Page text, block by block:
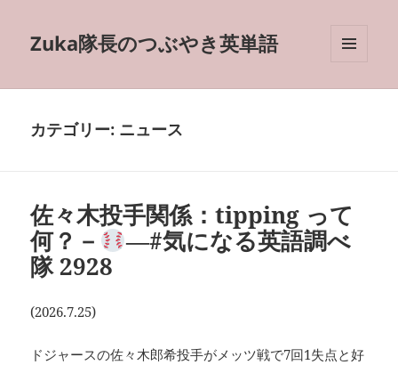
Zuka隊長のつぶやき英単語
ーとウ
カテゴリー: ニュース
佐々木投手関係：tipping って
何？－
―#気になる英語調べ
隊 2928
(2026.7.25)
ドジャースの佐々木郎希投手がメッツ戦で7回1失点と好